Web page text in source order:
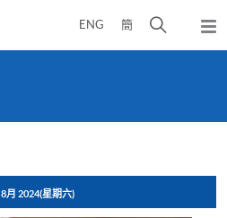
ENG 簡
開
彈
出
8月 2024(星期六)